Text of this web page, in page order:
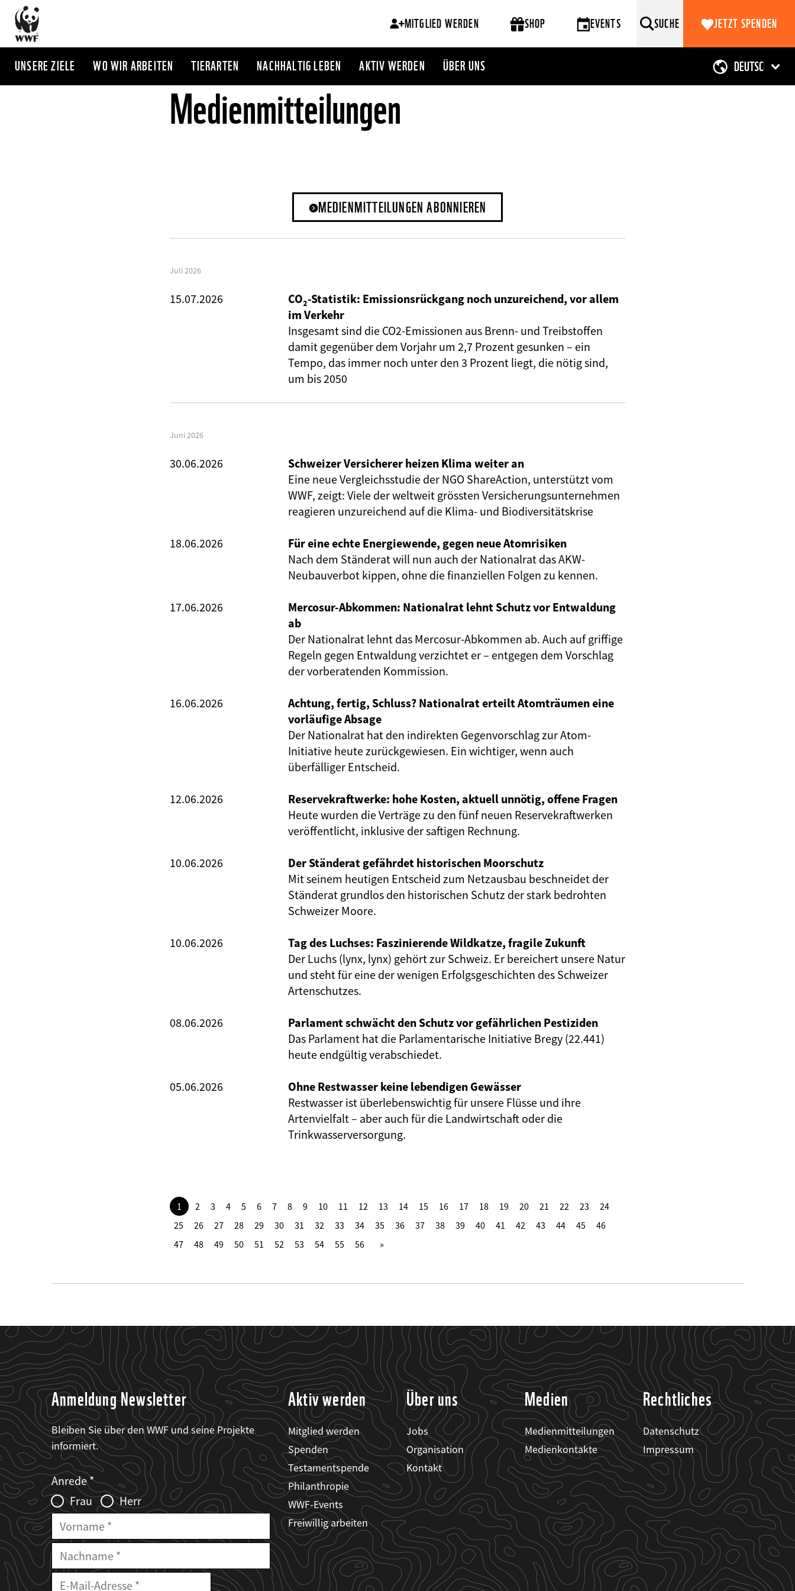
Direkt
zum
Inhalt
MITGLIED WERDEN SHOP EVENTS SUCHE JETZT SPENDEN
UNSERE ZIELE WO WIR ARBEITEN TIERARTEN NACHHALTIG LEBEN AKTIV WERDEN ÜBER UNS
Medienmitteilungen
MEDIENMITTEILUNGEN ABONNIEREN
Juli 2026
15.07.2026
CO₂-Statistik: Emissionsrückgang noch unzureichend, vor allem
im Verkehr
Insgesamt sind die CO2-Emissionen aus Brenn- und Treibstoffen
damit gegenüber dem Vorjahr um 2,7 Prozent gesunken – ein
Tempo, das immer noch unter den 3 Prozent liegt, die nötig sind,
um bis 2050
Juni 2026
30.06.2026
Schweizer Versicherer heizen Klima weiter an
Eine neue Vergleichsstudie der NGO ShareAction, unterstützt vom
WWF, zeigt: Viele der weltweit grössten Versicherungsunternehmen
reagieren unzureichend auf die Klima- und Biodiversitätskrise
18.06.2026
Für eine echte Energiewende, gegen neue Atomrisiken
Nach dem Ständerat will nun auch der Nationalrat das AKW-
Neubauverbot kippen, ohne die finanziellen Folgen zu kennen.
17.06.2026
Mercosur-Abkommen: Nationalrat lehnt Schutz vor Entwaldung
ab
Der Nationalrat lehnt das Mercosur-Abkommen ab. Auch auf griffige
Regeln gegen Entwaldung verzichtet er – entgegen dem Vorschlag
der vorberatenden Kommission.
16.06.2026
Achtung, fertig, Schluss? Nationalrat erteilt Atomträumen eine
vorläufige Absage
Der Nationalrat hat den indirekten Gegenvorschlag zur Atom-
Initiative heute zurückgewiesen. Ein wichtiger, wenn auch
überfälliger Entscheid.
12.06.2026
Reservekraftwerke: hohe Kosten, aktuell unnötig, offene Fragen
Heute wurden die Verträge zu den fünf neuen Reservekraftwerken
veröffentlicht, inklusive der saftigen Rechnung.
10.06.2026
Der Ständerat gefährdet historischen Moorschutz
Mit seinem heutigen Entscheid zum Netzausbau beschneidet der
Ständerat grundlos den historischen Schutz der stark bedrohten
Schweizer Moore.
10.06.2026
Tag des Luchses: Faszinierende Wildkatze, fragile Zukunft
Der Luchs (lynx, lynx) gehört zur Schweiz. Er bereichert unsere Natur
und steht für eine der wenigen Erfolgsgeschichten des Schweizer
Artenschutzes.
08.06.2026
Parlament schwächt den Schutz vor gefährlichen Pestiziden
Das Parlament hat die Parlamentarische Initiative Bregy (22.441)
heute endgültig verabschiedet.
05.06.2026
Ohne Restwasser keine lebendigen Gewässer
Restwasser ist überlebenswichtig für unsere Flüsse und ihre
Artenvielfalt – aber auch für die Landwirtschaft oder die
Trinkwasserversorgung.
1 2 3 4 5 6 7 8 9 10 11 12 13 14 15 16 17 18 19 20 21 22 23
24
25
26 27 28 29 30 31 32 33 34 35 36 37 38 39 40 41 42 43 44 45
46
47
48 49 50 51 52 53 54 55 56
Anmeldung Newsletter
Bleiben Sie über den WWF und seine Projekte
informiert.
Web2Case
Infofelder
Fieldset
anrede_name
Anrede
Frau
Herr
Vorname
Nachname
E-
Mailadresse
Aktiv werden
Mitglied werden
Spenden
Testamentspende
Philanthropie
WWF-Events
Freiwillig arbeiten
Über uns
Jobs
Organisation
Kontakt
Medien
Medienmitteilungen
Medienkontakte
Rechtliches
Datenschutz
Impressum